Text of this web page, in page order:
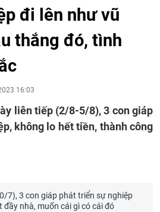
đi lên như vũ
thắng đó, tình
16:03
liên tiếp (2/8-5/8), 3 con giáp
không lo hết tiền, thành công
7), 3 con giáp phát triển sự nghiệp
nhà, muốn cái gì có cái đó